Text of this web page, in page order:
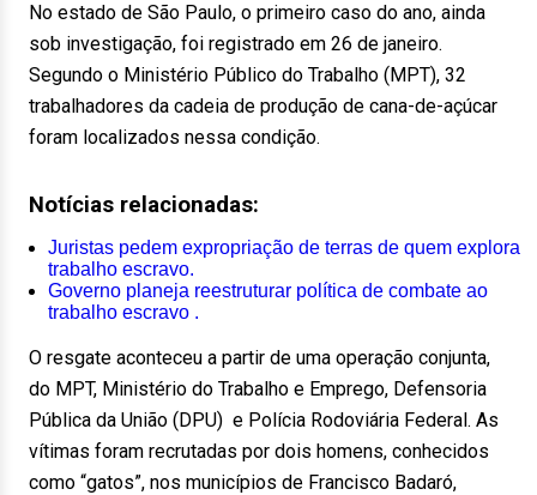
No estado de São Paulo, o primeiro caso do ano, ainda
sob investigação, foi registrado em 26 de janeiro.
Segundo o Ministério Público do Trabalho (MPT), 32
trabalhadores da cadeia de produção de cana-de-açúcar
foram localizados nessa condição.
Notícias relacionadas:
Juristas pedem expropriação de terras de quem explora
trabalho escravo.
Governo planeja reestruturar política de combate ao
trabalho escravo .
O resgate aconteceu a partir de uma operação conjunta,
do MPT, Ministério do Trabalho e Emprego, Defensoria
Pública da União (DPU) e Polícia Rodoviária Federal. As
vítimas foram recrutadas por dois homens, conhecidos
como “gatos”, nos municípios de Francisco Badaró,